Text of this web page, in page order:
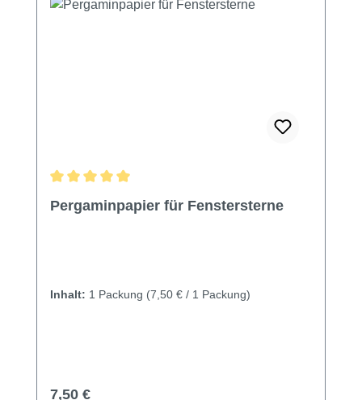
Pergaminpapier für Fenstersterne
Inhalt: 1 Packung (7,50 € / 1 Packung)
Regulärer Preis:
7,50 €